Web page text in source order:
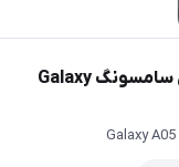
کاور مدل نورز مناسب برای گوشی موبایل سامسونگ Galaxy